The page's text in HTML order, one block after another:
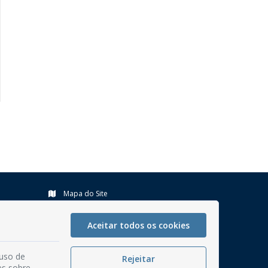
Mapa do Site
Perguntas frequentes
Manual de Navegação
Glossário
de
Aceitar todos os cookies
Rejeitar